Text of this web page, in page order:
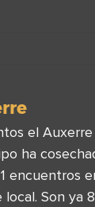
el
ha
encuentros
local. Son